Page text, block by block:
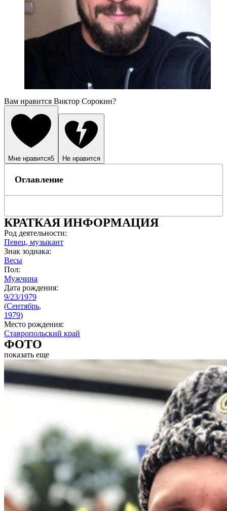
Вам нравится Виктор Сорокин?
Мне нравится5 Не нравится
Оглавление
КРАТКАЯ ИНФОРМАЦИЯ
Род деятельности:
Певец, музыкант
Знак зодиака:
Весы
Пол:
Мужчина
Дата рождения:
9/23/1979
(Сентябрь,
1979)
Место рождения:
Ставропольский край
ФОТО
показать еще